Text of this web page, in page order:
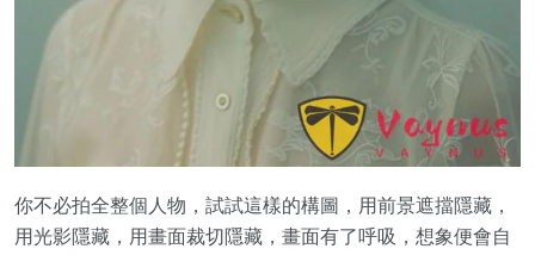
你不必拍全整個人物，試試這樣的構圖，用前景遮擋隱藏，
用光影隱藏，用畫面裁切隱藏，畫面有了呼吸，想象便會自